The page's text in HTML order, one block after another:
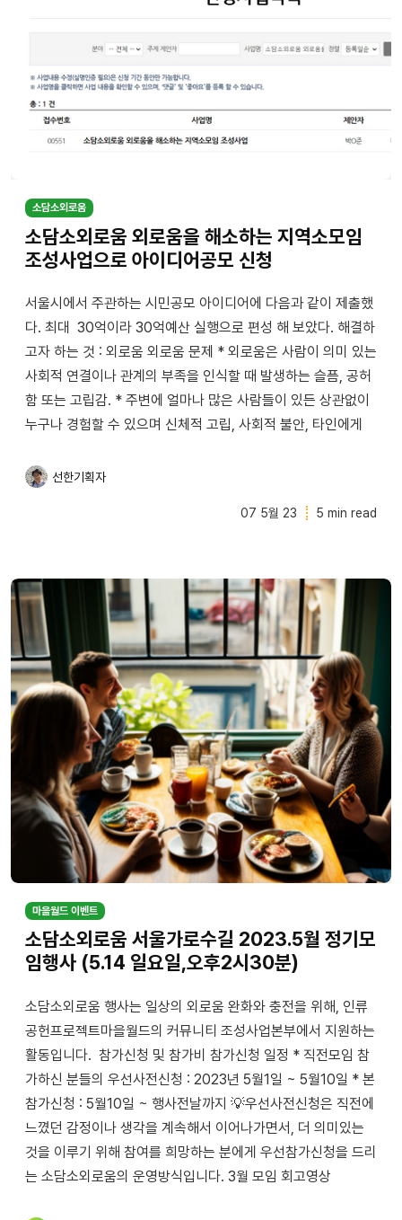
소담소외로움
소담소외로움 외로움을 해소하는 지역소모임
조성사업으로 아이디어공모 신청
서울시에서 주관하는 시민공모 아이디어에 다음과 같이 제출했
다. 최대 30억이라 30억예산 실행으로 편성 해 보았다. 해결하
고자 하는 것 : 외로움 외로움 문제 * 외로움은 사람이 의미 있는
사회적 연결이나 관계의 부족을 인식할 때 발생하는 슬픔, 공허
함 또는 고립감. * 주변에 얼마나 많은 사람들이 있든 상관없이
누구나 경험할 수 있으며 신체적 고립, 사회적 불안, 타인에게
선한기획자
07 5월 23 5 min read
마을월드 이벤트
소담소외로움 서울가로수길 2023.5월 정기모
임행사 (5.14 일요일,오후2시30분)
소담소외로움 행사는 일상의 외로움 완화와 충전을 위해, 인류
공헌프로젝트마을월드의 커뮤니티 조성사업본부에서 지원하는
활동입니다. 참가신청 및 참가비 참가신청 일정 * 직전모임 참
가하신 분들의 우선사전신청 : 2023년 5월1일 ~ 5월10일 * 본
참가신청 : 5월10일 ~ 행사전날까지 💡우선사전신청은 직전에
느꼈던 감정이나 생각을 계속해서 이어나가면서, 더 의미있는
것을 이루기 위해 참여를 희망하는 분에게 우선참가신청을 드리
는 소담소외로움의 운영방식입니다. 3월 모임 회고영상